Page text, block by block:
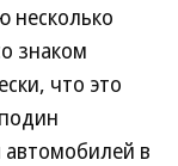
несколько
знаком
что это
в